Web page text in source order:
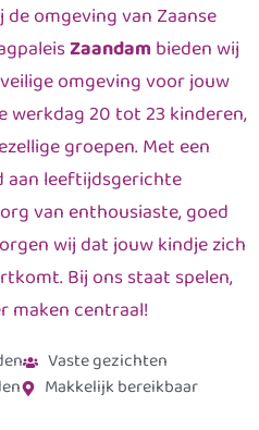
omgeving van Zaanse
Zaandam bieden wij
omgeving voor jouw
werkdag 20 tot 23 kinderen,
groepen. Met een
aan leeftijdsgerichte
van enthousiaste, goed
wij dat jouw kindje zich
Bij ons staat spelen,
maken centraal!
Vaste gezichten
Makkelijk bereikbaar